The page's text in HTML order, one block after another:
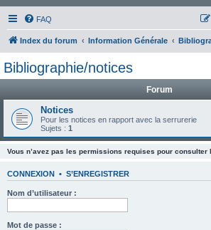
FAQ
Index du forum Information Générale
Bibliographie/notices
Forum
Notices
Pour les notices en rapport avec la serrurerie
Sujets : 1
Vous n’avez pas les permissions requises pour consulter
CONNEXION • S’ENREGISTRER
Nom d’utilisateur :
Mot de passe :